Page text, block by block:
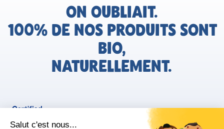
ON OUBLIAIT.
100% DE NOS PRODUITS SONT
BIO,
NATURELLEMENT.
FR